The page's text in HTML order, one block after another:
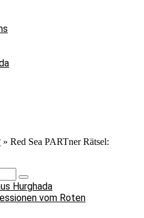
» Red Sea PARTner Rätsel:
Hurghada
vom Roten